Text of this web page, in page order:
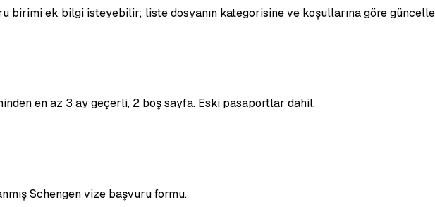
birimi ek bilgi isteyebilir; liste dosyanın kategorisine ve koşullarına göre
en az 3 ay geçerli, 2 boş sayfa. Eski pasaportlar dahil.
Schengen vize başvuru formu.